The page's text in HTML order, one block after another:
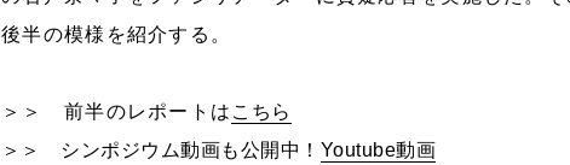
後半の模様を紹介する。
＞＞ 前半のレポートは こちら
＞＞ シンポジウム動画も公開中！ Youtube動画